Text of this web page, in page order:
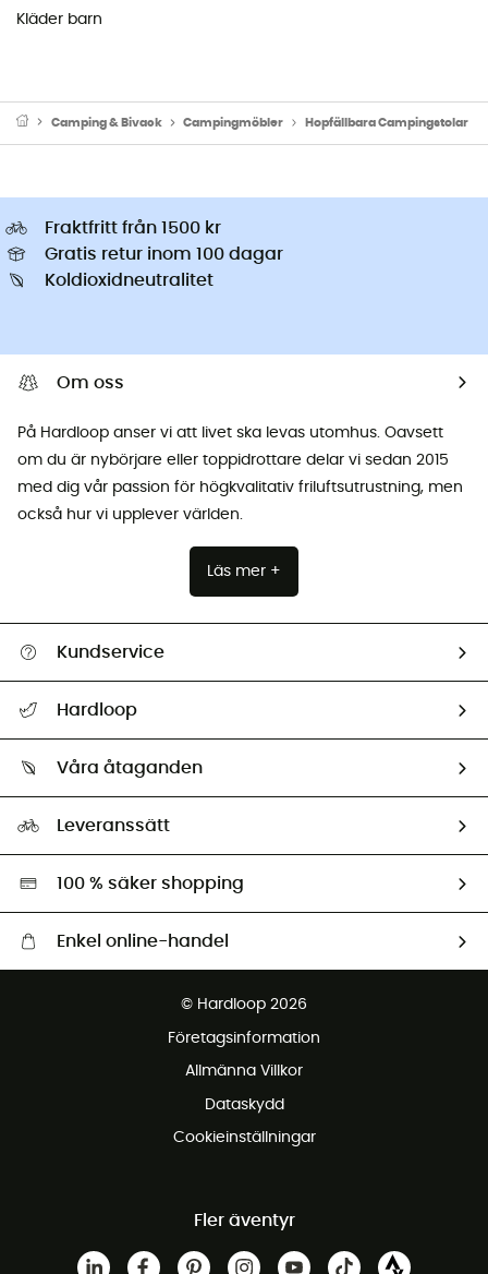
Kläder barn
Camping & Bivack Campingmöbler Hopfällbara Campingstolar
Fraktfritt från 1500 kr
Gratis retur inom 100 dagar
Koldioxidneutralitet
Om oss
På Hardloop anser vi att livet ska levas utomhus. Oavsett
om du är nybörjare eller toppidrottare delar vi sedan 2015
med dig vår passion för högkvalitativ friluftsutrustning, men
också hur vi upplever världen.
Läs mer +
Kundservice
Retur & återbetalning
Hardloop
Ambassadörer
Våra åtaganden
Miljöanpassat urval
Leveranssätt
100 % säker shopping
Enkel online-handel
© Hardloop 2026
Företagsinformation
Allmänna Villkor
Dataskydd
Cookieinställningar
Fler äventyr